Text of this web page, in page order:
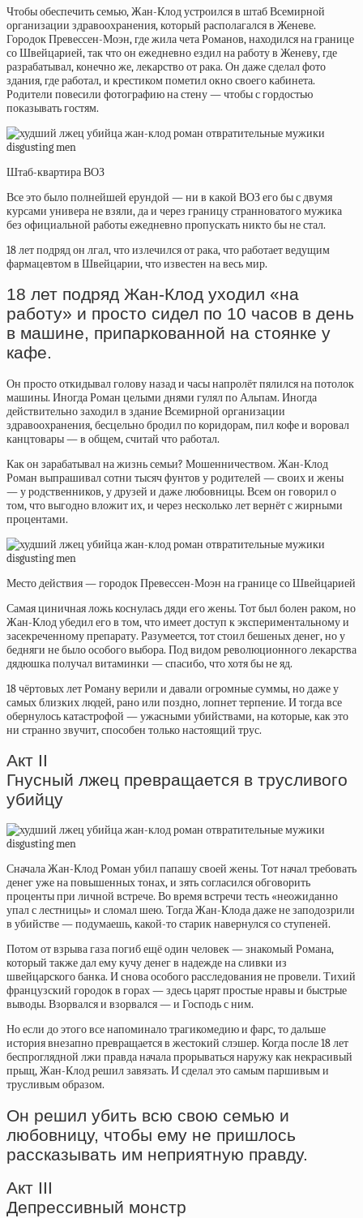
Чтобы обеспечить семью, Жан-Клод устроился в штаб Всемирной
организации здравоохранения, который располагался в Женеве.
Городок Превессен-Моэн, где жила чета Романов, находился на границе
со Швейцарией, так что он ежедневно ездил на работу в Женеву, где
разрабатывал, конечно же, лекарство от рака. Он даже сделал фото
здания, где работал, и крестиком пометил окно своего кабинета.
Родители повесили фотографию на стену — чтобы с гордостью
показывать гостям.
Штаб-квартира ВОЗ
Все это было полнейшей ерундой — ни в какой ВОЗ его бы с двумя
курсами универа не взяли, да и через границу странноватого мужика
без официальной работы ежедневно пропускать никто бы не стал.
18 лет подряд он лгал, что излечился от рака, что работает ведущим
фармацевтом в Швейцарии, что известен на весь мир.
18 лет подряд Жан-Клод уходил «на
работу» и просто сидел по 10 часов в день
в машине, припаркованной на стоянке у
кафе.
Он просто откидывал голову назад и часы напролёт пялился на потолок
машины. Иногда Роман целыми днями гулял по Альпам. Иногда
действительно заходил в здание Всемирной организации
здравоохранения, бесцельно бродил по коридорам, пил кофе и воровал
канцтовары — в общем, считай что работал.
Как он зарабатывал на жизнь семьи? Мошенничеством. Жан-Клод
Роман выпрашивал сотни тысяч фунтов у родителей — своих и жены
— у родственников, у друзей и даже любовницы. Всем он говорил о
том, что выгодно вложит их, и через несколько лет вернёт с жирными
процентами.
Место действия — городок Превессен-Моэн на границе со Швейцарией
Самая циничная ложь коснулась дяди его жены. Тот был болен раком, но
Жан-Клод убедил его в том, что имеет доступ к экспериментальному и
засекреченному препарату. Разумеется, тот стоил бешеных денег, но у
бедняги не было особого выбора. Под видом революционного лекарства
дядюшка получал витаминки — спасибо, что хотя бы не яд.
18 чёртовых лет Роману верили и давали огромные суммы, но даже у
самых близких людей, рано или поздно, лопнет терпение. И тогда все
обернулось катастрофой — ужасными убийствами, на которые, как это
ни странно звучит, способен только настоящий трус.
Акт II
Гнусный лжец превращается в трусливого
убийцу
Сначала Жан-Клод Роман убил папашу своей жены. Тот начал требовать
денег уже на повышенных тонах, и зять согласился обговорить
проценты при личной встрече. Во время встречи тесть «неожиданно
упал с лестницы» и сломал шею. Тогда Жан-Клода даже не заподозрили
в убийстве — подумаешь, какой-то старик навернулся со ступеней.
Потом от взрыва газа погиб ещё один человек — знакомый Романа,
который также дал ему кучу денег в надежде на сливки из
швейцарского банка. И снова особого расследования не провели. Тихий
французский городок в горах — здесь царят простые нравы и быстрые
выводы. Взорвался и взорвался — и Господь с ним.
Но если до этого все напоминало трагикомедию и фарс, то дальше
история внезапно превращается в жестокий слэшер. Когда после 18 лет
беспроглядной лжи правда начала прорываться наружу как некрасивый
прыщ, Жан-Клод решил завязать. И сделал это самым паршивым и
трусливым образом.
Он решил убить всю свою семью и
любовницу, чтобы ему не пришлось
рассказывать им неприятную правду.
Акт III
Депрессивный монстр